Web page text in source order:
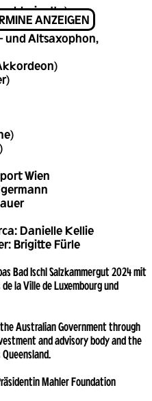
und Altsaxophon,
Wien
Danielle Kellie
Brigitte Fürle
Bad Ischl Salzkammergut 2024 mit
la Ville de Luxembourg und
Australian Government through
and advisory body and the
Mahler Foundation
ANZEIGEN